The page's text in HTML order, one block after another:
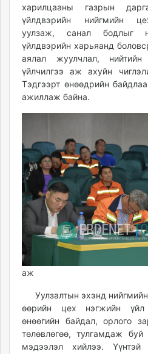
unuudur.mn
isee.mn
mglradio.com
fact.mn
itoim.mn
tumen.mn
shuum.mn
times.mn
mass.mn
unegui.mn
assa.mn
toim.mn
tac.mn
paparazzi.mn
unread.today
харилцааны газрын
үйлдвэрийн нийгмийн
уулзаж, санал бодлыг
үйлдвэрийн харьяанд
аялал жуулчлал,
үйлчилгээ аж ахуйн
Тэдгээрт өнөөдрийн
ажиллаж байна.
аж
Уулзалтын эхэнд нийгмийн
өөрийн цех нэгжийн үйл
өнөөгийн байдал, орлого
төлөвлөгөө, тулгамдаж буй
мэдээлэл хийлээ. Үүнтэй